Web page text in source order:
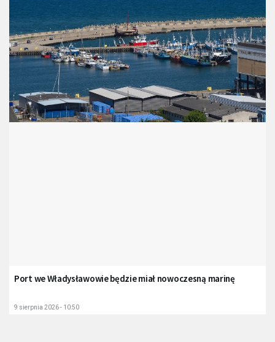
Port we Władysławowie będzie miał nowoczesną marinę
9 sierpnia 2026 - 10:50